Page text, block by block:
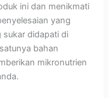
ini dan menikmati
yang
sukar didapati di
bahan
mikronutrien